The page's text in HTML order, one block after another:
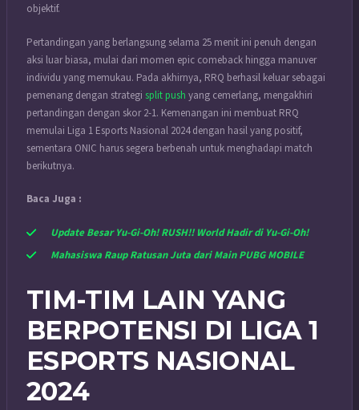
objektif.
Pertandingan yang berlangsung selama 25 menit ini penuh dengan
aksi luar biasa, mulai dari momen epic comeback hingga manuver
individu yang memukau. Pada akhirnya, RRQ berhasil keluar sebagai
pemenang dengan strategi split push yang cemerlang, mengakhiri
pertandingan dengan skor 2-1. Kemenangan ini membuat RRQ
memulai Liga 1 Esports Nasional 2024 dengan hasil yang positif,
sementara ONIC harus segera berbenah untuk menghadapi match
berikutnya.
Baca Juga :
Update Besar Yu-Gi-Oh! RUSH!! World Hadir di Yu-Gi-Oh!
Mahasiswa Raup Ratusan Juta dari Main PUBG MOBILE
TIM-TIM LAIN YANG
BERPOTENSI DI LIGA 1
ESPORTS NASIONAL
2024